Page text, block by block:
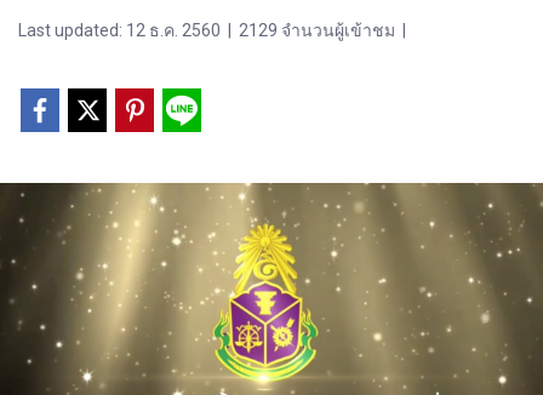
Last updated: 12 ธ.ค. 2560 2129 จำนวนผู้เข้าชม